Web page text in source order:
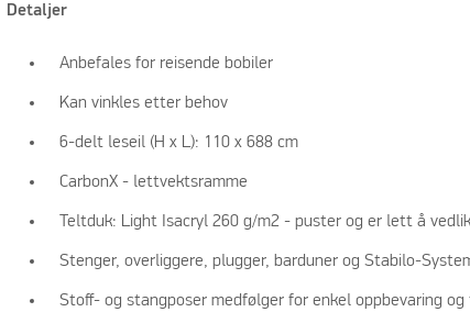
Detaljer
Anbefales for reisende bobiler
Kan vinkles etter behov
6-delt leseil (H x L): 110 x 688 cm
CarbonX - lettvektsramme
Teltduk: Light Isacryl 260 g/m2 - puster og er lett å
Stenger, overliggere, plugger, barduner og Stabilo-
Stoff- og stangposer medfølger for enkel oppbevaring